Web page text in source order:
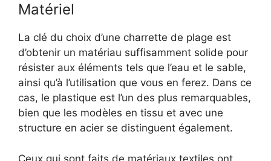
Matériel
La clé du choix d’une charrette de plage est
d’obtenir un matériau suffisamment solide pour
résister aux éléments tels que l’eau et le sable,
ainsi qu’à l’utilisation que vous en ferez. Dans ce
cas, le plastique est l’un des plus remarquables,
bien que les modèles en tissu et avec une
structure en acier se distinguent également.
Ceux qui sont faits de matériaux textiles ont